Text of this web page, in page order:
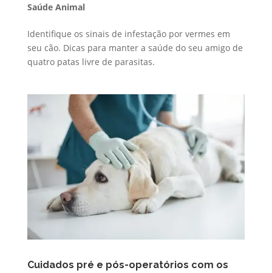
Saúde Animal
Identifique os sinais de infestação por vermes em
seu cão. Dicas para manter a saúde do seu amigo de
quatro patas livre de parasitas.
Cuidados pré e pós-operatórios com os